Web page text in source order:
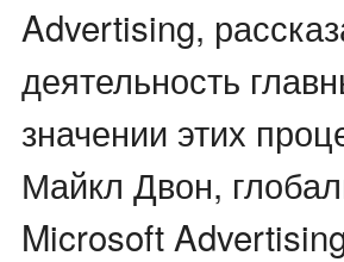
Advertising,
деятельность
значении этих
Майкл Двон,
Microsoft